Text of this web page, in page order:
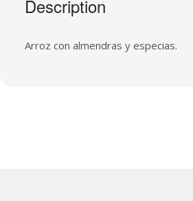
Description
Arroz con almendras y especias.